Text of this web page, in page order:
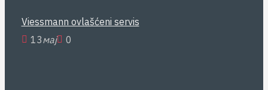
Viessmann ovlašćeni servis
13мај 0